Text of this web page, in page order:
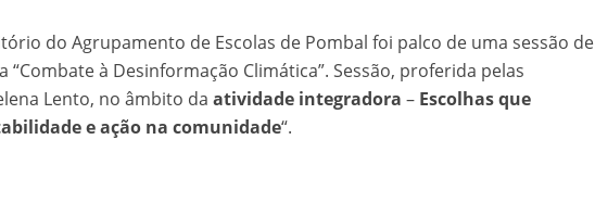
do Agrupamento de Escolas de Pombal foi palco de uma sessão de
à Desinformação Climática”. Sessão, proferida pelas
Lento, no âmbito da atividade integradora – Escolhas que
e ação na comunidade“.